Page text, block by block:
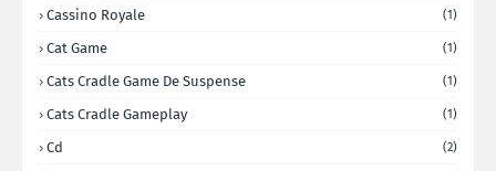
Cassino Royale (1)
Cat Game (1)
Cats Cradle Game De Suspense (1)
Cats Cradle Gameplay (1)
Cd (2)